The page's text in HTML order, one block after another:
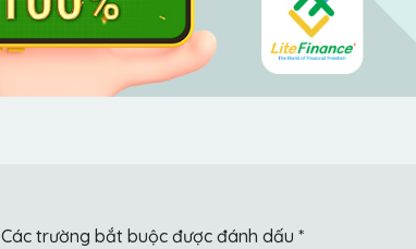
Các trường bắt buộc được đánh dấu *